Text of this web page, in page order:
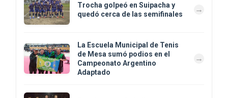
Trocha golpeó en Suipacha y
quedó cerca de las semifinales
La Escuela Municipal de Tenis
de Mesa sumó podios en el
Campeonato Argentino
Adaptado